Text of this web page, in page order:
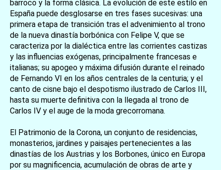
barroco y la forma clásica. La evolución de este estilo en
España puede desglosarse en tres fases sucesivas: una
primera etapa de transición tras el advenimiento al trono
de la nueva dinastía borbónica con Felipe V, que se
caracteriza por la dialéctica entre las corrientes castizas
y las influencias exógenas, principalmente francesas e
italianas; su apogeo y máxima difusión durante el reinado
de Fernando VI en los años centrales de la centuria; y el
canto de cisne bajo el despotismo ilustrado de Carlos III,
hasta su muerte definitiva con la llegada al trono de
Carlos IV y el auge de la moda grecorromana.
El Patrimonio de la Corona, un conjunto de residencias,
monasterios, jardines y paisajes pertenecientes a las
dinastías de los Austrias y los Borbones, único en Europa
por su magnificencia, acumulación de obras de arte y